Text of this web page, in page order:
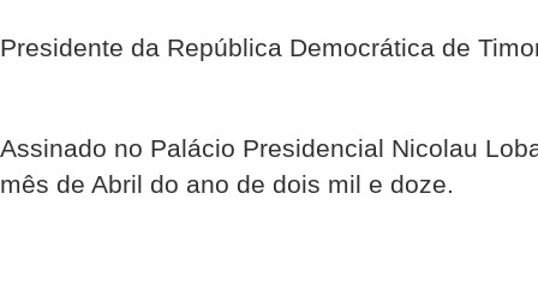
Presidente da República Democrática de
Assinado no Palácio Presidencial Nicolau
mês de Abril do ano de dois mil e doze.